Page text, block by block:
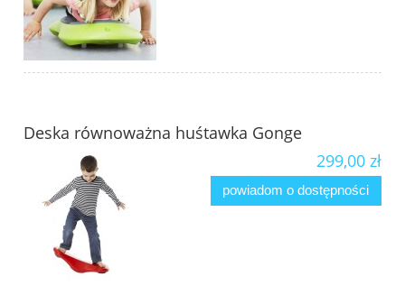
Deska równoważna huśtawka Gonge
299,00 zł
powiadom o dostępności